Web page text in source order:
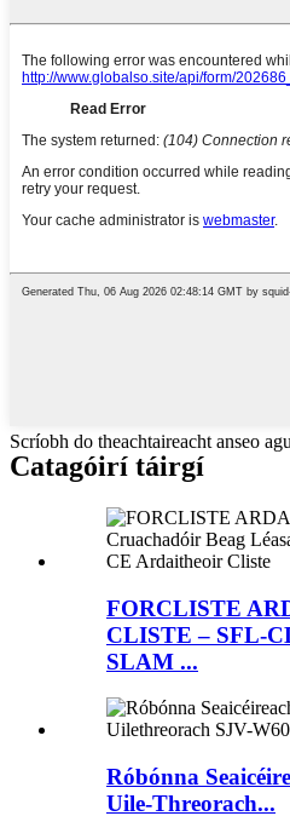
Scríobh do theachtaireacht anseo
Catagóirí táirgí
FORCLISTE
CLISTE – SFL-
SLAM ...
Róbónna
Uile-Threorach...